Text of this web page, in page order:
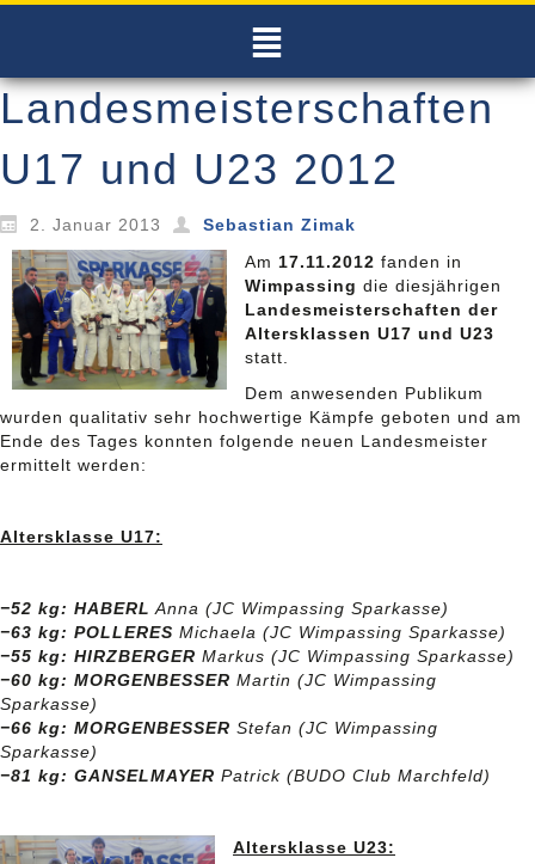
Landesmeisterschaften
U17 und U23 2012
2. Januar 2013
Sebastian Zimak
Am 17.11.2012 fanden in
Wimpassing die diesjährigen
Landesmeisterschaften der
Altersklassen U17 und U23
statt.
Dem anwesenden Publikum
wurden qualitativ sehr hochwertige Kämpfe geboten und am
Ende des Tages konnten folgende neuen Landesmeister
ermittelt werden:
Altersklasse U17:
−52 kg: HABERL Anna (JC Wimpassing Sparkasse)
−63 kg: POLLERES Michaela (JC Wimpassing Sparkasse)
−55 kg: HIRZBERGER Markus (JC Wimpassing Sparkasse)
−60 kg: MORGENBESSER Martin (JC Wimpassing
Sparkasse)
−66 kg: MORGENBESSER Stefan (JC Wimpassing
Sparkasse)
−81 kg: GANSELMAYER Patrick (BUDO Club Marchfeld)
Altersklasse U23: